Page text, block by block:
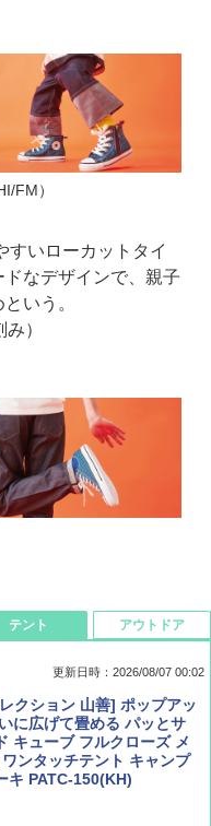
FM）
すいローカットタイ
なデザインで、親子
いう。
）
２０２６年 ９月号 [雑
ＦＡＮ)
チェンマイ タイ北部の魅
地球の歩き方D アジア
テント
更新日時：2026/08/07 00:02
クション 山善] ポップアッ
に広げて畳める パッとサ
キューブ フルクローズ メ
ンタッチテント キャンプ
キ PATC-150(KH)
アウトドア